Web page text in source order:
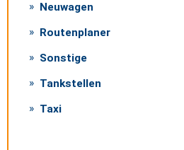
Neuwagen
Routenplaner
Sonstige
Tankstellen
Taxi